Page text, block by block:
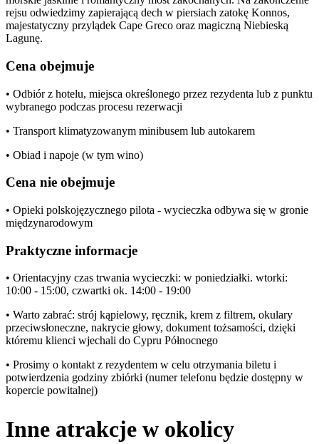
rejsu odwiedzimy zapierającą dech w piersiach zatokę Konnos,
majestatyczny przylądek Cape Greco oraz magiczną Niebieską
Lagunę.
Cena obejmuje
• Odbiór z hotelu, miejsca określonego przez rezydenta lub z punktu
wybranego podczas procesu rezerwacji
• Transport klimatyzowanym minibusem lub autokarem
• Obiad i napoje (w tym wino)
Cena nie obejmuje
• Opieki polskojęzycznego pilota - wycieczka odbywa się w gronie
międzynarodowym
Praktyczne informacje
• Orientacyjny czas trwania wycieczki: w poniedziałki. wtorki:
10:00 - 15:00, czwartki ok. 14:00 - 19:00
• Warto zabrać: strój kąpielowy, ręcznik, krem z filtrem, okulary
przeciwsłoneczne, nakrycie głowy, dokument tożsamości, dzięki
któremu klienci wjechali do Cypru Północnego
• Prosimy o kontakt z rezydentem w celu otrzymania biletu i
potwierdzenia godziny zbiórki (numer telefonu będzie dostępny w
kopercie powitalnej)
Inne atrakcje w okolicy